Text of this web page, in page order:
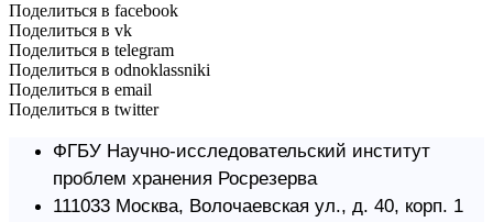
Поделиться в facebook
Поделиться в vk
Поделиться в telegram
Поделиться в odnoklassniki
Поделиться в email
Поделиться в twitter
ФГБУ Научно-исследовательский институт
проблем хранения Росрезерва​
111033 Москва, Волочаевская ул., д. 40, корп. 1